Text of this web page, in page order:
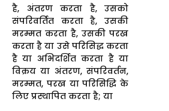
है, अंतरण करता है, उसको
संपरिवर्तित करता है, उसकी
मरम्मत करता है, उसकी परख
करता है या उसे परिसिद्ध करता
है या अभिदर्शित करता है या
विक्रय या अंतरण, संपरिवर्तन,
मरम्मत, परख या परिसिद्धि के
लिए प्रस्थापित करता है; या